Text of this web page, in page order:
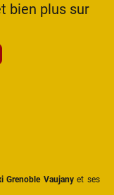
bien plus sur
Grenoble Vaujanyet ses